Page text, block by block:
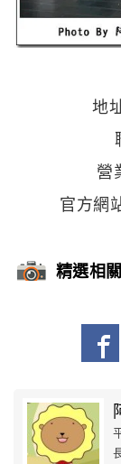
地
營
官方網
精選相